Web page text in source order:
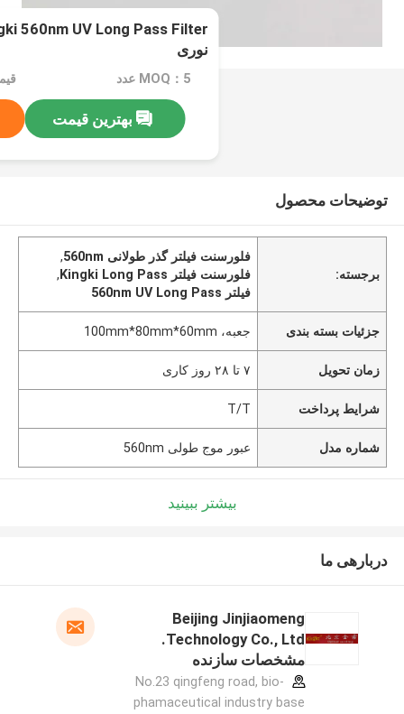
نوری
MOQ：5 عدد
بهترین قیمت
توضیحات محصول
برجسته:
فلورسنت فیلتر گذر طولانی 560nm
,
فلورسنت فیلتر Kingki Long Pass
,
فیلتر 560nm UV Long Pass
جزئیات بسته بندی جعبه، 100mm*80mm*60mm
زمان تحویل ۷ تا ۲۸ روز کاری
شرایط پرداخت T/T
شماره مدل عبور موج طولی 560nm
بیشتر ببینید
دربارهی ما
Beijing Jinjiaomeng
Technology Co., Ltd.
مشخصات سازنده
No.23 qingfeng road, bio-
phamaceutical industry base